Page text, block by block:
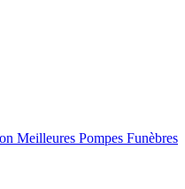
Meilleures Pompes Funèbres